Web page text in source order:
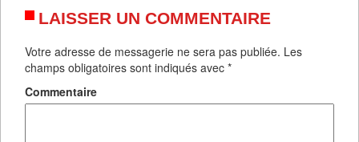
LAISSER UN COMMENTAIRE
Votre adresse de messagerie ne sera pas publiée. Les
champs obligatoires sont indiqués avec *
Commentaire